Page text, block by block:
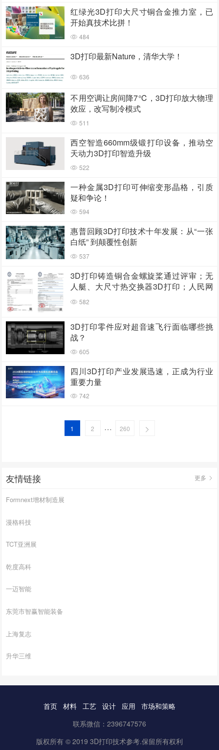
红绿光3D打印大尺寸铜合金推力室，已
开始真技术比拼！
484
3D打印最新Nature，清华大学！
636
不用空调让房间降7℃，3D打印放大物理
效应，改写制冷模式
511
西空智造660mm级锻打印设备，推动空
天动力3D打印智造升级
522
一种金属3D打印可伸缩变形晶格，引质
疑和争论！
594
惠普回顾3D打印技术十年发展：从“一张
白纸” 到颠覆性创新
537
3D打印铸造铜合金螺旋桨通过评审；无
人艇、大尺寸热交换器3D打印；人民网
报道两家3D打印企业
582
3D打印零件应对超音速飞行面临哪些挑
战？
605
四川3D打印产业发展迅速，正成为行业
重要力量
742
1 2 … 260
友情链接 更多
Formnext增材制造展
漫格科技
TCT亚洲展
乾度高科
一迈智能
东莞市智赢智能装备
上海复志
升华三维
首页 材料 工艺 设计 应用
市场和策略
联系微信：2396747576
版权所有 © 2019 3D打印技术参考.保留所有权利